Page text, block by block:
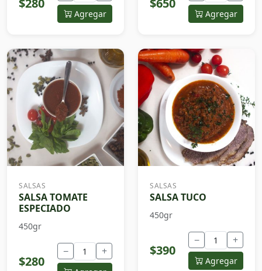
Agregar Agregar
SALSAS
SALSA TOMATE
ESPECIADO
450gr
$280
− +
SALSAS
SALSA TUCO
450gr
$390
− +
Agregar